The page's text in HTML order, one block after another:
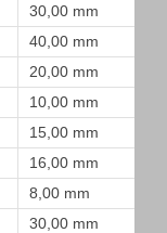
30,00 mm
40,00 mm
20,00 mm
10,00 mm
15,00 mm
16,00 mm
8,00 mm
30,00 mm